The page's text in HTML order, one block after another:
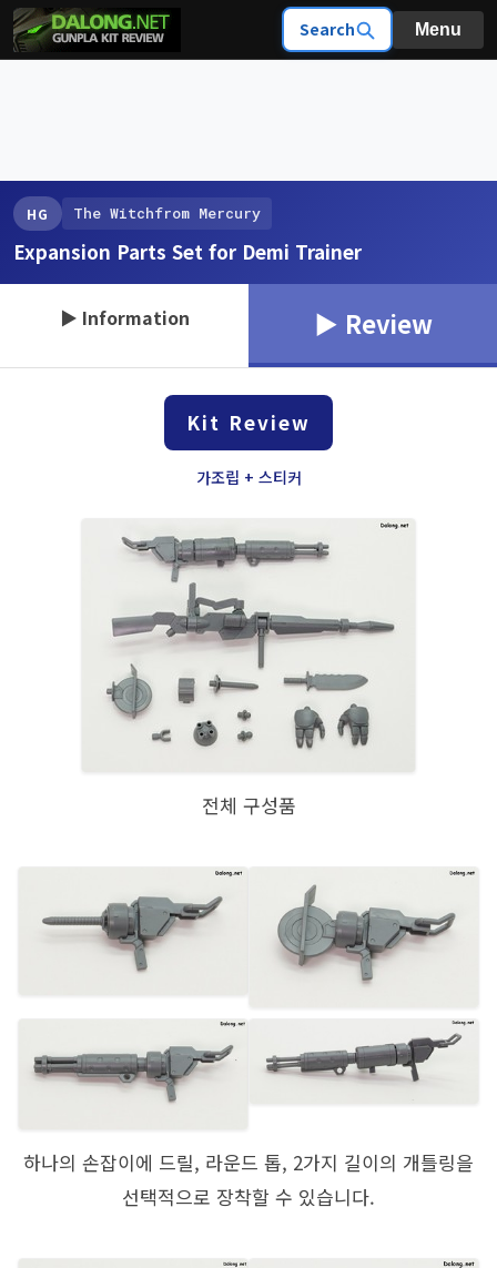
Search Menu
HG The Witchfrom Mercury
Expansion Parts Set for Demi Trainer
▶ Information ▶ Review
Kit Review
가조립 + 스티커
전체 구성품
하나의 손잡이에 드릴, 라운드 톱, 2가지 길이의 개틀링을
선택적으로 장착할 수 있습니다.